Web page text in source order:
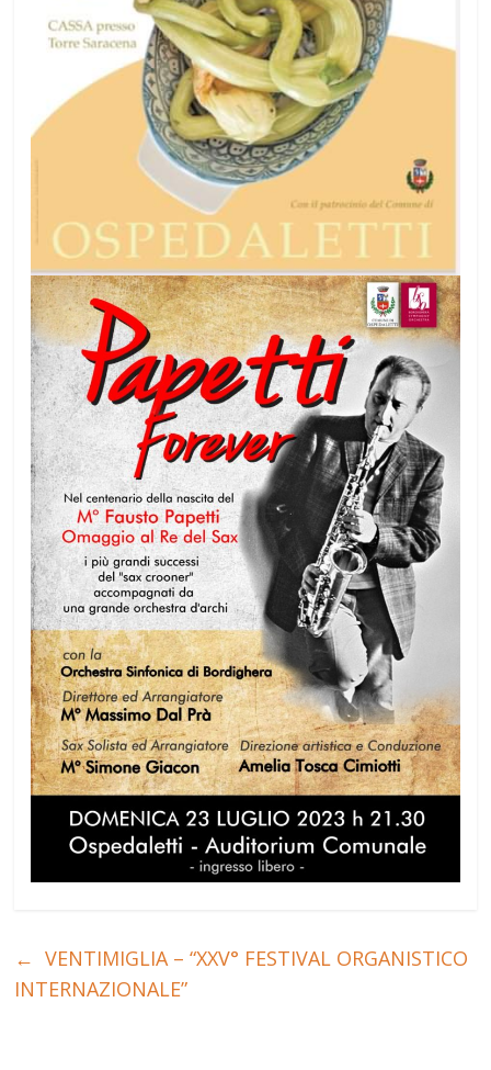
← VENTIMIGLIA – “XXV° FESTIVAL ORGANISTICO
INTERNAZIONALE”